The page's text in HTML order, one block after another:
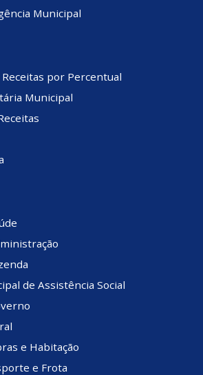
Municipal
por Percentual
Municipal
de Assistência Social
e Habitação
e Frota